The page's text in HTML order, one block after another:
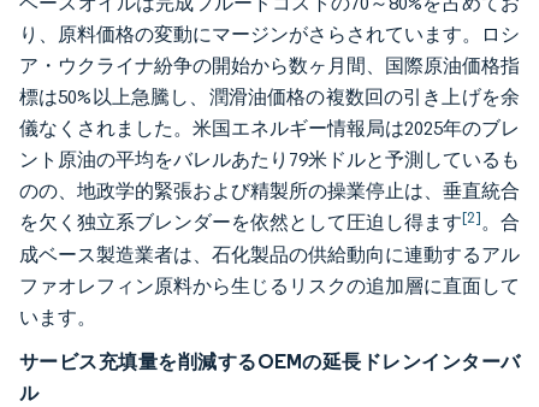
り、原料価格の変動にマージンがさらされています。ロシ
ア・ウクライナ紛争の開始から数ヶ月間、国際原油価格指
標は50%以上急騰し、潤滑油価格の複数回の引き上げを余
儀なくされました。米国エネルギー情報局は2025年のブレ
ント原油の平均をバレルあたり79米ドルと予測しているも
のの、地政学的緊張および精製所の操業停止は、垂直統合
を欠く独立系ブレンダーを依然として圧迫し得ます[2]。合
成ベース製造業者は、石化製品の供給動向に連動するアル
ファオレフィン原料から生じるリスクの追加層に直面して
います。
サービス充填量を削減するOEMの延長ドレンインターバ
ル